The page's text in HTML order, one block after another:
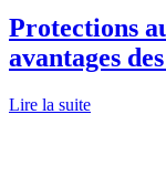
Protections
avantages
Lire la suite